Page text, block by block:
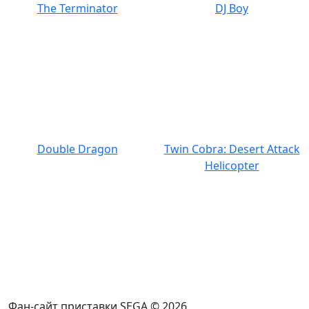
The Terminator DJ Boy
Double Dragon
Twin Cobra: Desert Attack
Helicopter